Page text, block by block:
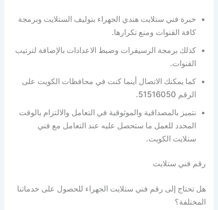
خبرة فني ستلايت هندي الجهراء بتوليف الستلايت وبرمجة
كافة القنوات ومنع تكرارها.
كذلك برمجة الرسيفرات وضبط الاعدادات بالإضافة لترتيب
القنوات.
كما يمكنك الاتصال أينما كنت في محافظات الكويت على
الرقم 51516050.
نتميز بالمصداقية والموثوقية في التعامل والالتزام بالوقت
المحدد للعمل ما ستحصل عليه عند التعامل مع فني
ستلايت الكويت.
رقم فني ستلايت
هل تحتاج إلى رقم فني ستلايت الجهراء للحصول على خدماتنا
المختلفة؟